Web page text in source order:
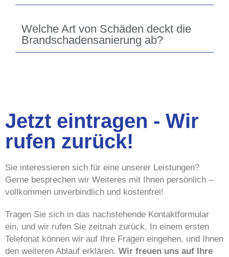
Welche Art von Schäden deckt die
Brandschadensanierung ab?
Jetzt eintragen - Wir
rufen zurück!
Sie interessieren sich für eine unserer Leistungen?
Gerne besprechen wir Weiteres mit Ihnen persönlich –
vollkommen unverbindlich und kostenfrei!
Tragen Sie sich in das nachstehende Kontaktformular
ein, und wir rufen Sie zeitnah zurück. In einem ersten
Telefonat können wir auf Ihre Fragen eingehen, und Ihnen
den weiteren Ablauf erklären. Wir freuen uns auf Ihre